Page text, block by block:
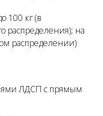
100 кг (в
распределения); на
распределении)
ЛДСП с прямым